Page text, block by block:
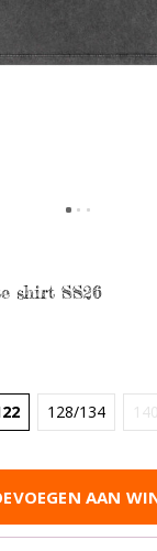
shirt SS26
128/134
AAN